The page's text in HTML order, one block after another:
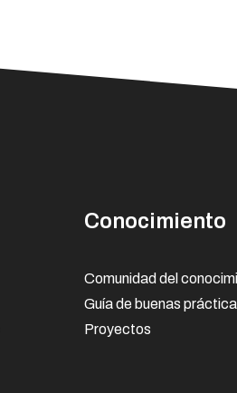
Conocimiento
Comunidad del
Guía de buenas
Proyectos